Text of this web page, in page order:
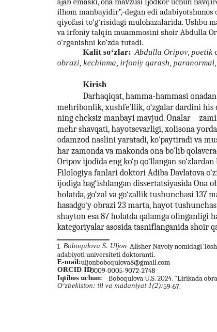
ilhom manbayidir”,-degan edi
qiyofasi to‘g‘risidagi mulohazalarida. Ushbu
va irfoniy talqin muammosini shoir Abdulla
o‘rganishni ko‘zda tutadi.
Kalit so‘zlar: Abdulla Oripov, poetik
obrazi, kechinma, irfoniy qarash,
Kirish
Darhaqiqat, hamma-hammasi
mehribonlik, xushfe’llik, o‘zgalar dardini
ning cheksiz manbayi mavjud. Onalar −
mehr shavqati, hayotsevarligi, xolisona
odamzod naslini yaratadi, ko‘paytiradi va
har zamonda va makonda ona bo‘lib
Oripov ijodida eng ko‘p qo‘llangan
Filologiya fanlari doktori Adiba Davlatova
ijodiga bag‘ishlangan dissertatsiyasida Ona
holatda, go‘zal va go‘zallik tushunchasi 137
hasadgo‘y obrazi 23 marta, hayot
shayton esa 87 holatda qalamga olinganligi
kategoriyalar asosida tasniflanganida shoir
1 Boboqulova S. Uljon- Alisher Navoiy nomidagi
adabiyoti universiteti doktoranti.
E-mail:uljonboboqulova8@gmail.com
ORCID ID:0009-0005-9072-2748
Iqtibos uchun: Boboqulova U.S. 2024. “Lirikada
O‘zbekiston: til va madaniyat 1(2):59-67.